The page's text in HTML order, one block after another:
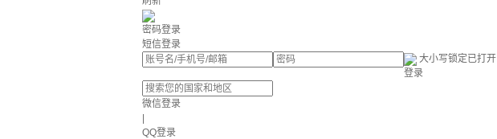
密码登录
短信登录
大小写锁定已打开
登录
微信登录
QQ登录